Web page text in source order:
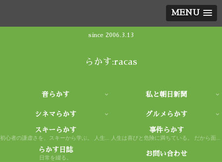
MENU
since 2006.3.13
らかす:racas
音らかす 私と朝日新聞
シネマらかす グルメらかす
スキーらかす
初心者の謙虚さを、スキーから学ぶ。 人生もまた然り。
事件らかす
人生は喜びと危険に満ちている。 だから面白い。
らかす日誌
日常を綴る。
お問い合わせ